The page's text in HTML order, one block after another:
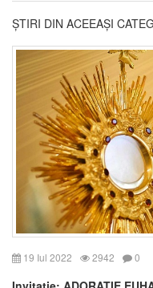
ȘTIRI DIN ACEEAȘI
19 Iul 2022 2942 0